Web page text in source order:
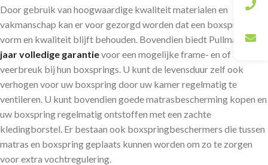
Door gebruik van hoogwaardige kwaliteit materialen en
vakmanschap kan er voor gezorgd worden dat een boxspring zijn
vorm en kwaliteit blijft behouden. Bovendien biedt Pullman
25
jaar volledige garantievoor een mogelijke frame- en of
veerbreuk bij hun boxsprings. U kunt de levensduur zelf ook
verhogen voor uw boxspring door uw kamer regelmatig te
ventileren. U kunt bovendien goede matrasbescherming kopen en
uw boxspring regelmatig ontstoffen met een zachte
kledingborstel. Er bestaan ook boxspringbeschermers die tussen
matras en boxspring geplaats kunnen worden om zo te zorgen
voor extra vochtregulering.